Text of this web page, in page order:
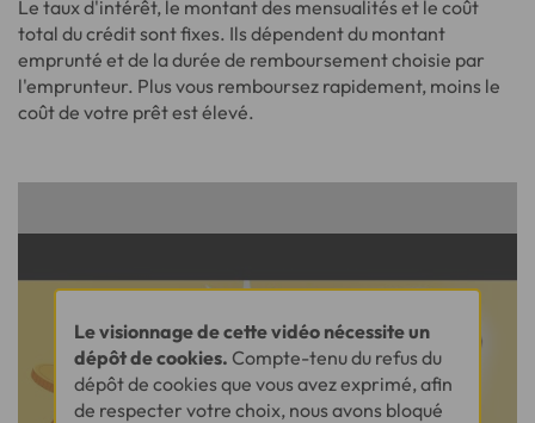
Le taux d'intérêt, le montant des mensualités et le coût
total du crédit sont fixes. Ils dépendent du montant
emprunté et de la durée de remboursement choisie par
l'emprunteur. Plus vous remboursez rapidement, moins le
coût de votre prêt est élevé.
Le visionnage de cette vidéo nécessite un
dépôt de cookies. Compte-tenu du refus du
dépôt de cookies que vous avez exprimé, afin
de respecter votre choix, nous avons bloqué